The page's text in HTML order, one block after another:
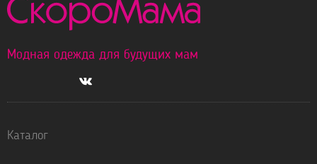
Модная одежда для будущих мам
Каталог